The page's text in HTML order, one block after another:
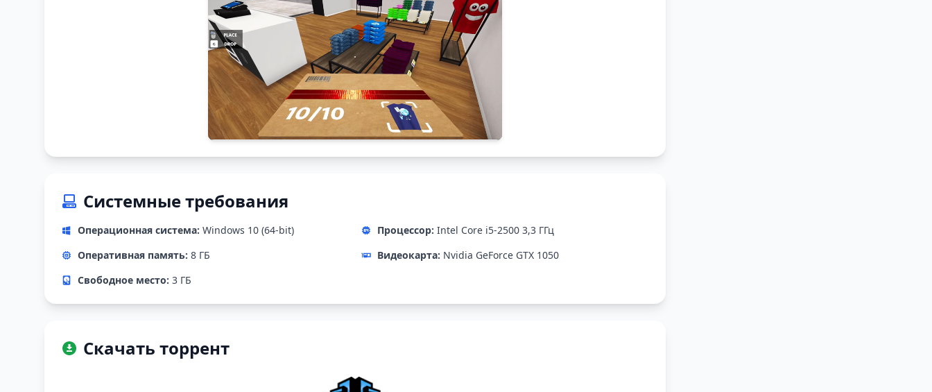
Системные требования
Операционная система: Windows 10 (64-bit) Процессор: Intel Core i5-2500 3,3 ГГц
Оперативная память: 8 ГБ Видеокарта: Nvidia GeForce GTX 1050
Свободное место: 3 ГБ
Скачать торрент